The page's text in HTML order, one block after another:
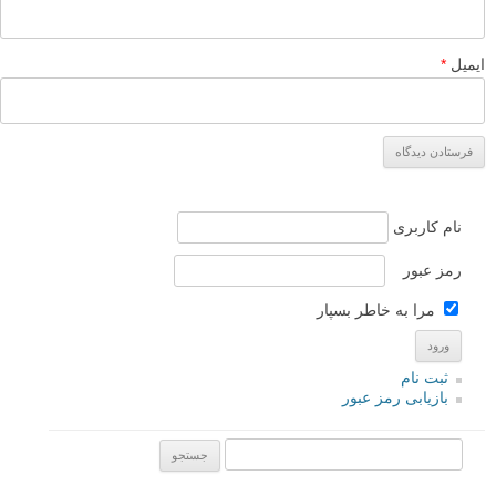
ایمیل *
نام کاربری
رمز عبور
مرا به خاطر بسپار
ثبت نام
بازیابی رمز عبور